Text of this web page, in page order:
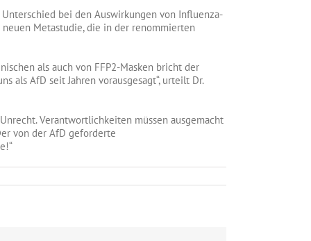
bei den Auswirkungen von Influenza-
Metastudie, die in der renommierten
als auch von FFP2-Masken bricht der
als AfD seit Jahren vorausgesagt“, urteilt Dr.
Verantwortlichkeiten müssen ausgemacht
von der AfD geforderte